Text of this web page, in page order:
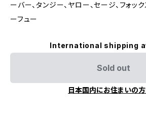
ーバー、タンジー、ヤロー、セージ、フォッ
ーフュー
International shipping
Sold out
日本国内にお住まいの